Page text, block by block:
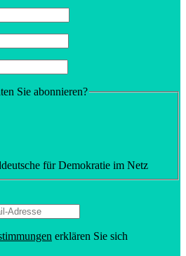
Sie abonnieren?
für Demokratie im Netz
erklären Sie sich